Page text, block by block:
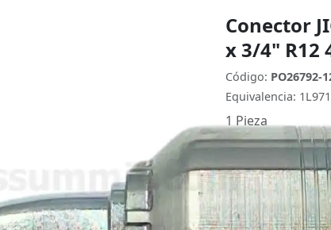
Conector
x 3/4" R12
Código: PO26792-
Equivalencia:
1 Pieza